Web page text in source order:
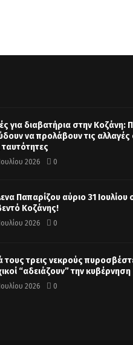
για διαβατήρια στην Κοζάνη:
να προλάβουν τις αλλαγές
ταυτότητες
2026 0
Παπαρίζου αύριο 31 Ιουλίου
Κοζάνης!
2026 0
τους τρεις νεκρούς
“αδειάζουν” την κυβέρνηση
2026 0